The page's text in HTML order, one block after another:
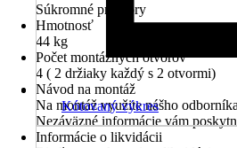
Súkromné priestory
Hmotnosť
44 kg
Počet montážnych otvorov
4 ( 2 držiaky každý s 2 otvormi)
Návod na montáž
Na montáž využite nášho
Nezáväzné informácie vám
Informácie o likvidácii
Kótovaný výkres